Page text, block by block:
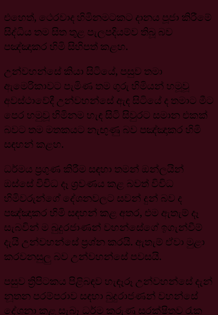
එහෙත්, ථෙරවාද හිමිනමටකට දානය පූජා කිරීමේ
සිද්ධිය තම සිත තුළ පැලපදියම්ව තිබූ බව
පඤ්ඤාකර හිමි සිහිපත් කළහ.
උන්වහන්සේ කියා සිටියේ, පසුව තමා
ඇමෙරිකාවට පැමිණ තම ගුරු හිමියන් හමූවූ
අවස්ථාවේදී උන්වහන්සේ ඇඳ සිටියේ ද තමාට මීට
පෙර හමුවූ හිමිනම හැඳ සිටි සිවුරට සමාන එකක්
බවට තම මතකයට නැඟුණු බව පඤ්ඤාකර හිමි
සඳහන් කළහ.
ධර්මය ප්‍රගුණ කිරීම සඳහා තමන් ඔන්ලයින්
ඔස්සේ විවිධ දෑ ශ්‍රවණය කළ බවත් විවිධ
හිමිවරුන්ගේ දේශනවලට සවන් දුන් බව ද
පඤ්ඤාකර හිමි සඳහන් කළ අතර, එම ඇතැම් දෑ
සැබවින් ම බුදුරජාණන් වහන්සේගේ ඉගැන්වීම්
දැයි උන්වහන්සේ ප්‍රශ්න කරයි. ඇතැම් ඒවා මුළා
කරවනසුලු බව උන්වහන්සේ පවසයි.
පසුව ත්‍රිපිටකය පිළිබඳව හැඳෑරූ උන්වහන්සේ දැන්
නූතන පරම්පරාව සඳහා බුදුරාජණන් වහන්සේ
දේශනා කළ සැබෑ ධර්ම කරුණු සුරක්ෂිතව රැක